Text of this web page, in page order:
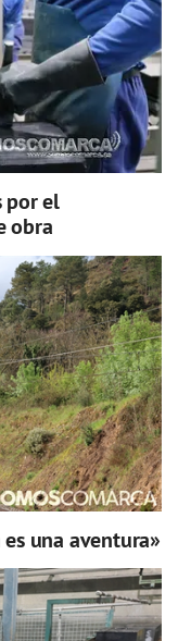
por el
obra
una aventura»